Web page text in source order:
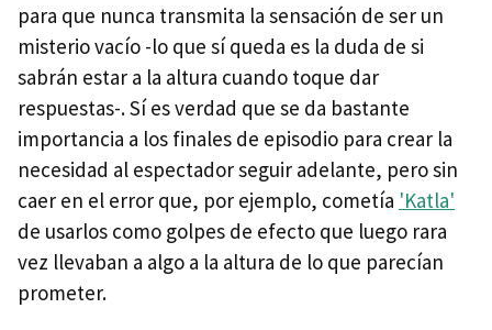
para que nunca transmita la sensación de ser un
misterio vacío -lo que sí queda es la duda de si
sabrán estar a la altura cuando toque dar
respuestas-. Sí es verdad que se da bastante
importancia a los finales de episodio para crear la
necesidad al espectador seguir adelante, pero sin
caer en el error que, por ejemplo, cometía 'Katla'
de usarlos como golpes de efecto que luego rara
vez llevaban a algo a la altura de lo que parecían
prometer.